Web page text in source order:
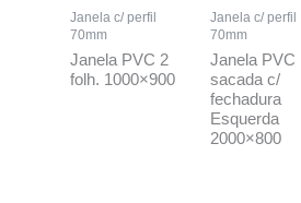
Janela c/ perfil
70mm
Janela PVC 2
folh. 1000×900
Janela c/ perfil
70mm
Janela PVC
sacada c/
fechadura
Esquerda
2000×800